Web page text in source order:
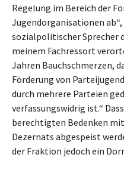
Regelung im Bereich der
Jugendorganisationen
sozialpolitischer Sprecher
meinem Fachressort
Jahren Bauchschmerzen,
Förderung von
durch mehrere Parteien
verfassungswidrig ist.“
berechtigten Bedenken
Dezernats abgespeist
der Fraktion jedoch ein